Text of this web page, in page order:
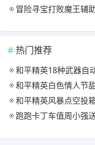
冒险寻宝打败魔王辅
热门推荐
和平精英18种武器自
和平精英白色情人节
和平精英风暴点空投
跑跑卡丁车值周小强